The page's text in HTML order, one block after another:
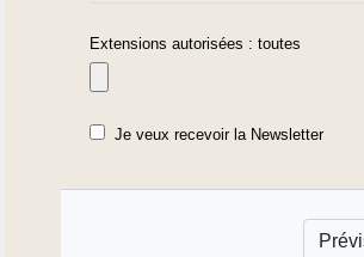
Extensions autorisées : toutes
Je veux recevoir la Newsletter